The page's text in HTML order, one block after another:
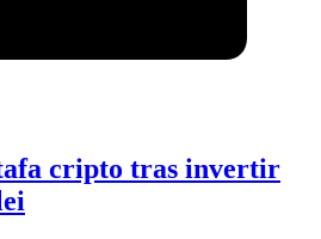
cripto tras invertir